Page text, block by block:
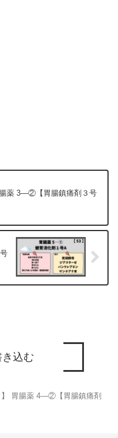
腸薬 3―②【胃腸鎮痛剤３号
込む
】 胃腸薬 4―②【胃腸鎮痛剤